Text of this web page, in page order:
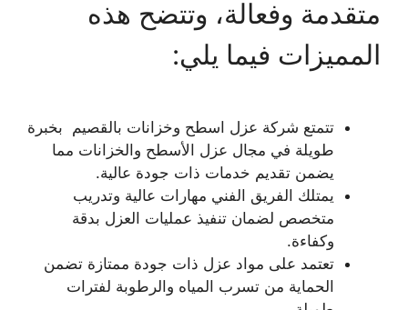
متقدمة وفعالة، وتتضح هذه
المميزات فيما يلي:
تتمتع شركة عزل اسطح وخزانات بالقصيم بخبرة
طويلة في مجال عزل الأسطح والخزانات مما
يضمن تقديم خدمات ذات جودة عالية.
يمتلك الفريق الفني مهارات عالية وتدريب
متخصص لضمان تنفيذ عمليات العزل بدقة
وكفاءة.
تعتمد على مواد عزل ذات جودة ممتازة تضمن
الحماية من تسرب المياه والرطوبة لفترات